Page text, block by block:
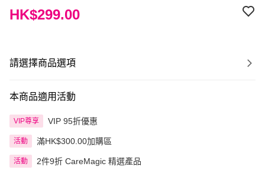
HK$299.00
請選擇商品選項
本商品適用活動
VIP尊享 VIP 95折優惠
活動 滿HK$300.00加購區
活動 2件9折 CareMagic 精選產品